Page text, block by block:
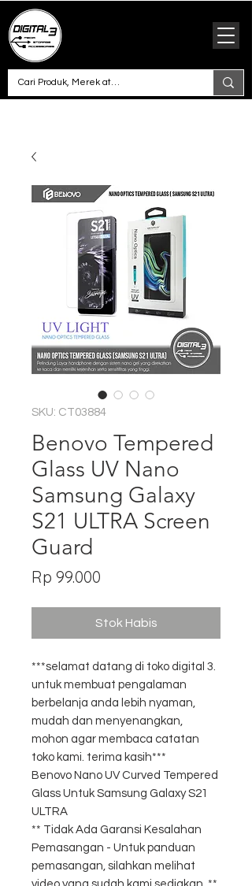
SKU: CT03884
Benovo Tempered
Glass UV Nano
Samsung Galaxy
S21 ULTRA Screen
Guard
Rp 99.000
Stok Habis
***selamat datang di toko digital 3.
untuk membuat pengalaman
berbelanja anda lebih nyaman,
mudah dan menyenangkan,
mohon agar membaca catatan
toko kami. terima kasih***
Benovo Nano UV Curved Tempered
Glass Untuk Samsung Galaxy S21
ULTRA
** Tidak Ada Garansi Kesalahan
Pemasangan - Untuk panduan
pemasangan, silahkan melihat